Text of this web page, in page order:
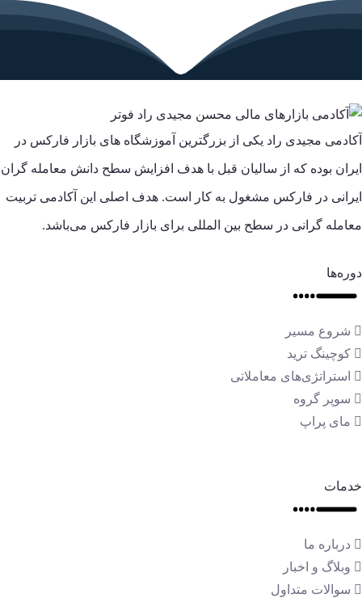
آکادمی مجیدی راد یکی از بزرگترین آموزشگاه های بازار فارکس در
ایران بوده که از سالیان قبل با هدف افزایش سطح دانش معامله گران
ایرانی در فارکس مشغول به کار است. هدف اصلی این آکادمی تربیت
معامله گرانی در سطح بین المللی برای بازار فارکس می‌باشد.
دوره‌ها
شروع مسیر
کوچینگ ترید
استراتژی‌های معاملاتی
سوپر گروه
مای پراپ
خدمات
درباره ما
وبلاگ و اخبار
سوالات متداول